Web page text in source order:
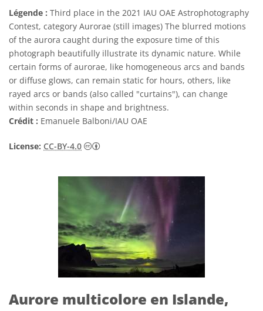
Légende : Third place in the 2021 IAU OAE Astrophotography
Contest, category Aurorae (still images) The blurred motions
of the aurora caught during the exposure time of this
photograph beautifully illustrate its dynamic nature. While
certain forms of aurorae, like homogeneous arcs and bands
or diffuse glows, can remain static for hours, others, like
rayed arcs or bands (also called "curtains"), can change
within seconds in shape and brightness.
Crédit : Emanuele Balboni/IAU OAE
License: CC-BY-4.0 Creative Commons (CC) Attribution 4.0
Aurore multicolore en Islande,